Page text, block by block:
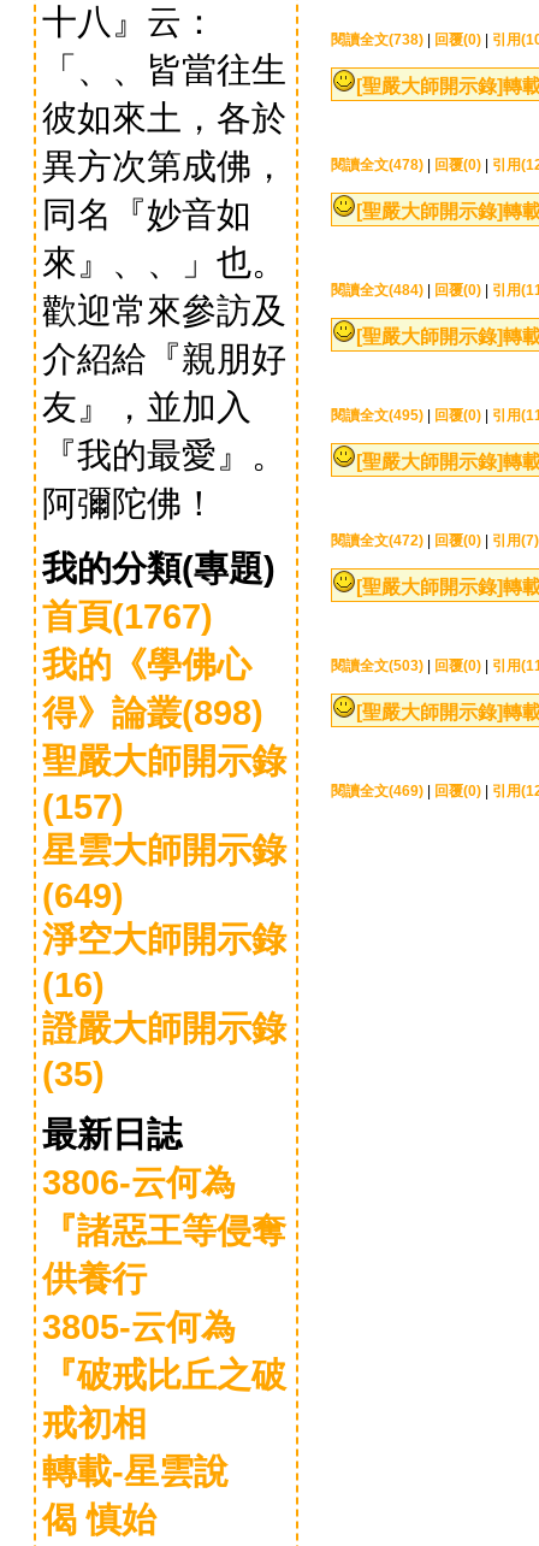
十八』云：
「、、皆當往生
彼如來土，各於
異方次第成佛，
同名『妙音如
來』、、」也。
歡迎常來參訪及
介紹給『親朋好
友』，並加入
『我的最愛』。
阿彌陀佛！
我的分類(專題)
首頁(1767)
我的《學佛心
得》論叢(898)
聖嚴大師開示錄
(157)
星雲大師開示錄
(649)
淨空大師開示錄
(16)
證嚴大師開示錄
(35)
最新日誌
3806-云何為
『諸惡王等侵奪
供養行
3805-云何為
『破戒比丘之破
戒初相
轉載-星雲說
偈 慎始
閱讀全文(738) 回覆(0) 引用
[聖嚴大師開示錄]轉
閱讀全文(478) 回覆(0) 引用
[聖嚴大師開示錄]轉
閱讀全文(484) 回覆(0) 引用
[聖嚴大師開示錄]轉
閱讀全文(495) 回覆(0) 引用
[聖嚴大師開示錄]轉
閱讀全文(472) 回覆(0) 引用(7)
[聖嚴大師開示錄]轉
閱讀全文(503) 回覆(0) 引用
[聖嚴大師開示錄]轉
閱讀全文(469) 回覆(0) 引用